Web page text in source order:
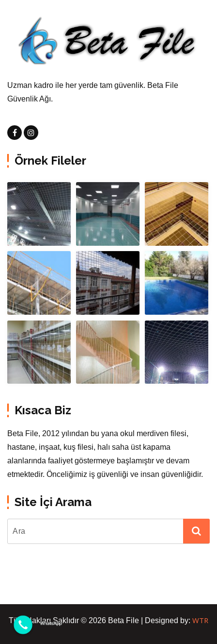
Uzman kadro ile her yerde tam güvenlik. Beta File
Güvenlik Ağı.
Örnek Fileler
Kısaca Biz
Beta File, 2012 yılından bu yana okul merdiven filesi,
hastane, inşaat, kuş filesi, halı saha üst kapama
alanlarında faaliyet göstermeye başlamıştır ve devam
etmektedir. Önceliğimiz iş güvenliği ve insan güvenliğidir.
Site İçi Arama
Tüm Hakları Saklıdır © 2026 Beta File | Designed by: WTR